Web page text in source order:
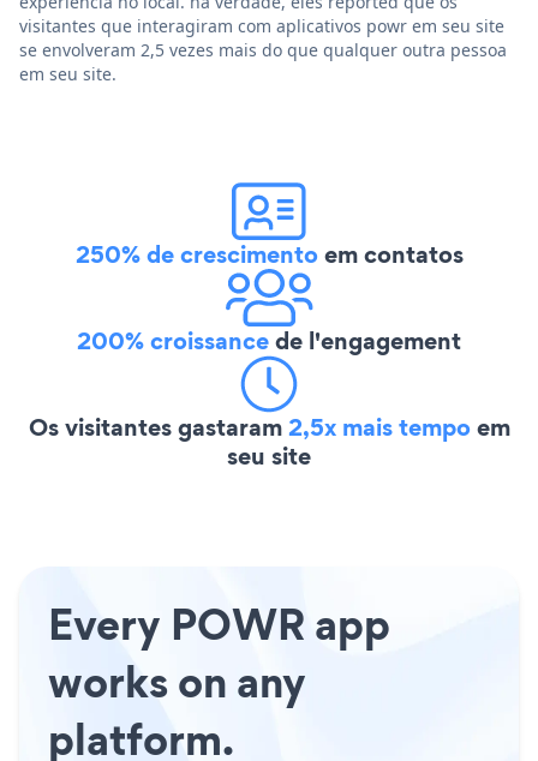
visitantes que interagiram com aplicativos powr em seu site
se envolveram 2,5 vezes mais do que qualquer outra pessoa
em seu site.
250% de crescimentoem contatos
200% croissancede l'engagement
Os visitantes gastaram2,5x mais tempoem
seu site
Every POWR app
works on any
platform.